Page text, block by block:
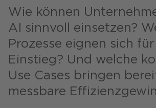
Blog
Podcast
Nachhaltigkeit CANCOM SE
Nachhaltigkeit CANCOM Austria
Karriere
Wie können
AI sinnvoll einsetzen?
Prozesse eignen sich
Einstieg? Und welche
Use Cases bringen
messbare